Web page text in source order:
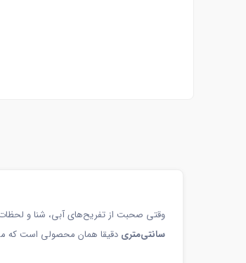
وقتی صحبت از تفریح‌های آبی، شنا و
سانتی‌متری دقیقا همان محصولی است که